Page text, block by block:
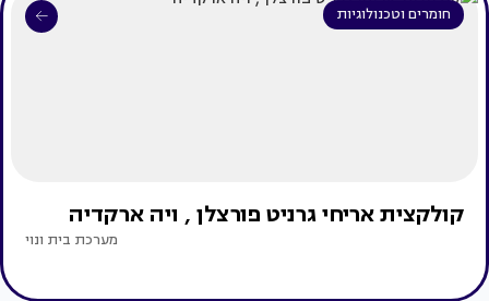
חומרים וטכנולוגיות
קולקצית אריחי גרניט פורצלן , ויה ארקדיה
מערכת בית ונוי